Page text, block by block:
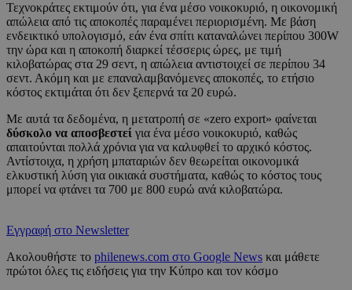
Τεχνοκράτες εκτιμούν ότι, για ένα μέσο νοικοκυριό, η οικονομική
απώλεια από τις αποκοπές παραμένει περιορισμένη. Με βάση
ενδεικτικό υπολογισμό, εάν ένα σπίτι καταναλώνει περίπου 300W
την ώρα και η αποκοπή διαρκεί τέσσερις ώρες, με τιμή
κιλοβατώρας στα 29 σεντ, η απώλεια αντιστοιχεί σε περίπου 34
σεντ. Ακόμη και με επαναλαμβανόμενες αποκοπές, το ετήσιο
κόστος εκτιμάται ότι δεν ξεπερνά τα 20 ευρώ.
Με αυτά τα δεδομένα, η μετατροπή σε «zero export» φαίνεται
δύσκολο να αποσβεστεί για ένα μέσο νοικοκυριό, καθώς
απαιτούνται πολλά χρόνια για να καλυφθεί το αρχικό κόστος.
Αντίστοιχα, η χρήση μπαταριών δεν θεωρείται οικονομικά
ελκυστική λύση για οικιακά συστήματα, καθώς το κόστος τους
μπορεί να φτάνει τα 700 με 800 ευρώ ανά κιλοβατώρα.
Εγγραφή στο Newsletter
Ακολουθήστε το philenews.com στο Google News και μάθετε
πρώτοι όλες τις ειδήσεις για την Κύπρο και τον κόσμο